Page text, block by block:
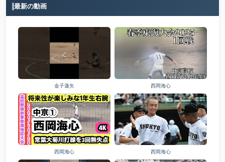
最新の動画
金子蓮矢 西岡海心
西岡海心 西岡海心